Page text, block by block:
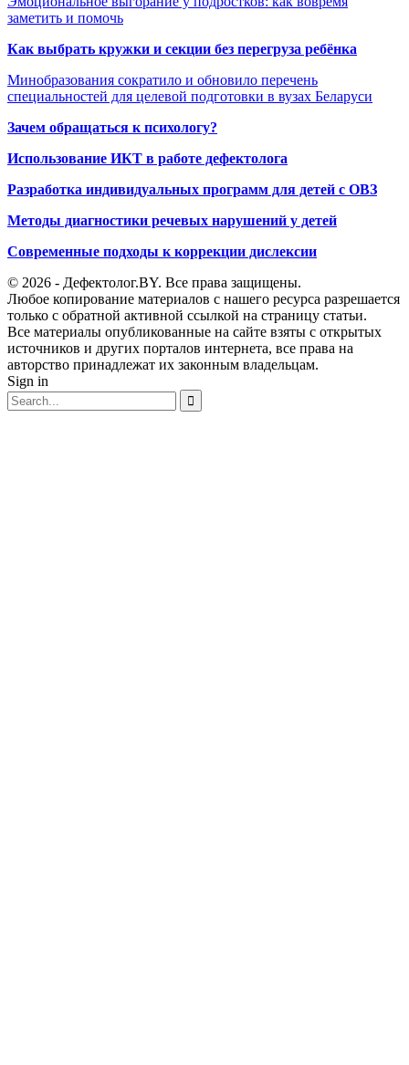
заметить и помочь
Как выбрать кружки и секции без перегруза ребёнка
Минобразования сократило и обновило перечень
специальностей для целевой подготовки в вузах Беларуси
Зачем обращаться к психологу?
Использование ИКТ в работе дефектолога
Разработка индивидуальных программ для детей с ОВЗ
Методы диагностики речевых нарушений у детей
Современные подходы к коррекции дислексии
© 2026 - Дефектолог.BY. Все права защищены.
Любое копирование материалов с нашего ресурса разрешается
только с обратной активной ссылкой на страницу статьи.
Все материалы опубликованные на сайте взяты с открытых
источников и других порталов интернета, все права на
авторство принадлежат их законным владельцам.
Sign in